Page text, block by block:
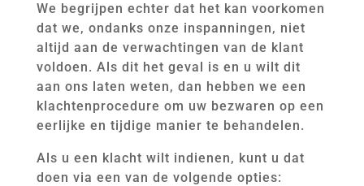
We begrijpen echter dat het kan voorkomen
dat we, ondanks onze inspanningen, niet
altijd aan de verwachtingen van de klant
voldoen. Als dit het geval is en u wilt dit
aan ons laten weten, dan hebben we een
klachtenprocedure om uw bezwaren op een
eerlijke en tijdige manier te behandelen.
Als u een klacht wilt indienen, kunt u dat
doen via een van de volgende opties: